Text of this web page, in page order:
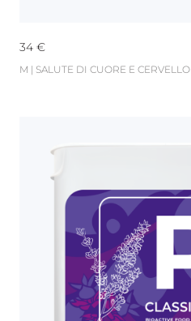
34 €
M | SALUTE DI CUORE E CERVELLO